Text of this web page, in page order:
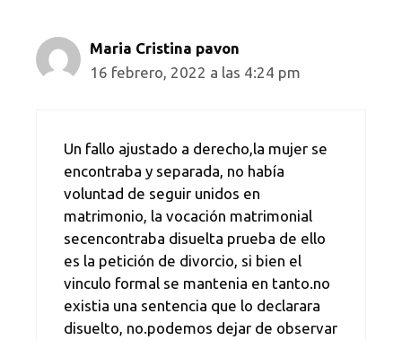
Maria Cristina pavon
16 febrero, 2022 a las 4:24 pm
Un fallo ajustado a derecho,la mujer se
encontraba y separada, no había
voluntad de seguir unidos en
matrimonio, la vocación matrimonial
secencontraba disuelta prueba de ello
es la petición de divorcio, si bien el
vinculo formal se mantenia en tanto.no
existia una sentencia que lo declarara
disuelto, no.podemos dejar de observar